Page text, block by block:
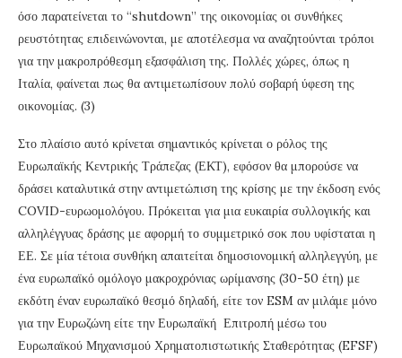
όσο παρατείνεται το “shutdown” της οικονομίας οι συνθήκες
ρευστότητας επιδεινώνονται, με αποτέλεσμα να αναζητούνται τρόποι
για την μακροπρόθεσμη εξασφάλιση της. Πολλές χώρες, όπως η
Ιταλία, φαίνεται πως θα αντιμετωπίσουν πολύ σοβαρή ύφεση της
οικονομίας. (3)
Στο πλαίσιο αυτό κρίνεται σημαντικός κρίνεται ο ρόλος της
Ευρωπαϊκής Κεντρικής Τράπεζας (ΕΚΤ), εφόσον θα μπορούσε να
δράσει καταλυτικά στην αντιμετώπιση της κρίσης με την έκδοση ενός
COVID-ευρωομολόγου. Πρόκειται για μια ευκαιρία συλλογικής και
αλληλέγγυας δράσης με αφορμή το συμμετρικό σοκ που υφίσταται η
ΕΕ. Σε μία τέτοια συνθήκη απαιτείται δημοσιονομική αλληλεγγύη, με
ένα ευρωπαϊκό ομόλογο μακροχρόνιας ωρίμανσης (30-50 έτη) με
εκδότη έναν ευρωπαϊκό θεσμό δηλαδή, είτε τον ESM αν μιλάμε μόνο
για την Ευρωζώνη είτε την Ευρωπαϊκή Επιτροπή μέσω του
Ευρωπαϊκού Μηχανισμού Χρηματοπιστωτικής Σταθερότητας (EFSF)